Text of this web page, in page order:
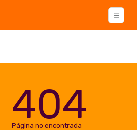
404
Página no encontrada